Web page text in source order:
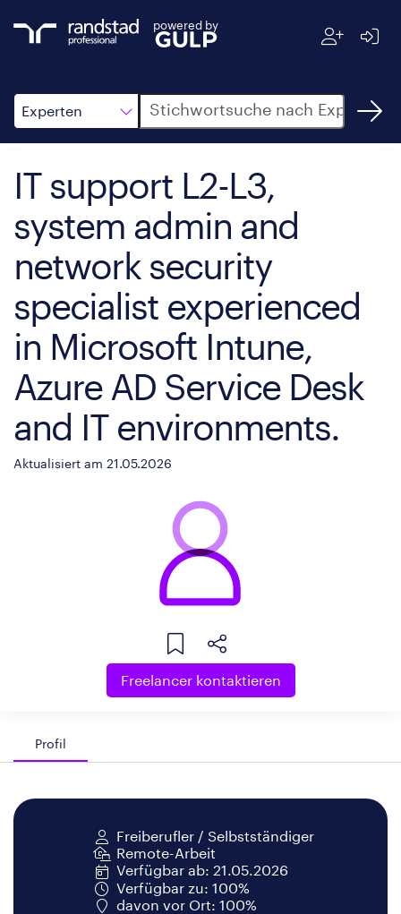
powered by
Experten
Suche
IT support L2-L3,
system admin and
network security
specialist experienced
in Microsoft Intune,
Azure AD Service Desk
and IT environments.
Aktualisiert am 21.05.2026
Freelancer kontaktieren
Profil
Freiberufler / Selbstständiger
Remote-Arbeit
Verfügbar ab: 21.05.2026
Verfügbar zu: 100%
davon vor Ort: 100%